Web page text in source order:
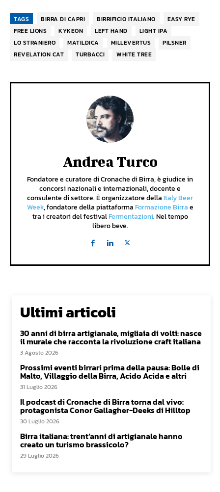
TAGS BIRRA DI CAPRI BIRRIFICIO ITALIANO
EASY RYE
FREE LIONS
KYKEON LEFT HAND
LIGHT IPA
LO STRANIERO
MATILDICA MILLEVERTUS
PILSNER
REVELATION CAT
TURBACCI WHITE TREE
Andrea Turco
Fondatore e curatore di Cronache di Birra, è giudice in
concorsi nazionali e internazionali, docente e
consulente di settore. È organizzatore della Italy Beer
Week, fondatore della piattaforma Formazione Birrae
tra i creatori del festivalFermentazioni. Nel tempo
libero beve.
Ultimi articoli
30 anni di birra artigianale, migliaia di volti: nasce
il murale che racconta la rivoluzione craft italiana
3 Agosto 2026
Prossimi eventi birrari prima della pausa: Bolle di
Malto, Villaggio della Birra, Acido Acida e altri
31 Luglio 2026
Il podcast di Cronache di Birra torna dal vivo:
protagonista Conor Gallagher-Deeks di Hilltop
30 Luglio 2026
Birra italiana: trent’anni di artigianale hanno
creato un turismo brassicolo?
29 Luglio 2026